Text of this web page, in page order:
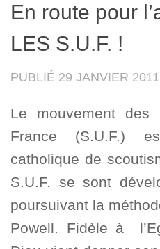
En route pour
LES S.U.F. !
PUBLIÉ 29 JANVIER 2011
Le mouvement des
France (S.U.F.)
catholique de
S.U.F. se sont
poursuivant la
Powell. Fidèle à